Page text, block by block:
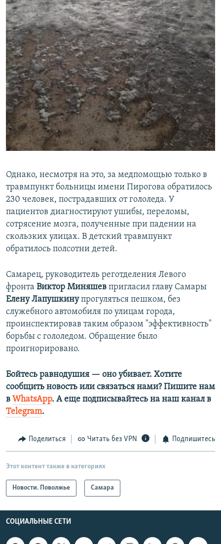
Однако, несмотря на это, за медпомощью только в
травмпункт больницы имени Пирогова обратилось
230 человек, пострадавших от гололеда. У
пациентов диагностируют ушибы, переломы,
сотрясение мозга, полученные при падении на
скользких улицах. В детский травмпункт
обратилось полсотни детей.
Самарец, руководитель реготделения Левого
фронта Виктор Миняшев пригласил главу Самары
Елену Лапушкинупрогуляться пешком, без
служебного автомобиля по улицам города,
проинспектировав таким образом "эффективность"
борьбы с гололедом. Обращение было
проигнорировано.
Бойтесь равнодушия — оно убивает. Хотите
сообщить новость или связаться нами? Пишите нам
в WhatsApp. А еще подписывайтесь на наш канал в
Telegram.
Поделиться Читать без VPN Подпишитесь
Этот контент также в категориях
Новости. Поволжье Самара
СОЦИАЛЬНЫЕ СЕТИ